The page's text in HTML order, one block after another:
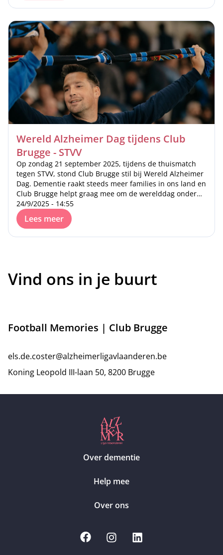
Wereld Alzheimer Dag tijdens Club
Brugge - STVV
Op zondag 21 september 2025, tijdens de thuismatch
tegen STVV, stond Club Brugge stil bij Wereld Alzheimer
Dag. Dementie raakt steeds meer families in ons land en
Club Brugge helpt graag mee om de werelddag onder
de aandacht te brengen. Samen met alle supporters
maakte het een krachtig en zichtbaar gebaar.
24/9/2025 - 14:55
Lees meer
Vind ons in je buurt
Football Memories | Club Brugge
els.de.coster@alzheimerligavlaanderen.be
Koning Leopold III-laan 50, 8200 Brugge
Over dementie
Help mee
Over ons